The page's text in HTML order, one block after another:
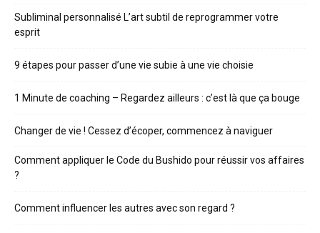
Subliminal personnalisé L’art subtil de reprogrammer votre
esprit
9 étapes pour passer d’une vie subie à une vie choisie
1 Minute de coaching – Regardez ailleurs : c’est là que ça bouge
Changer de vie ! Cessez d’écoper, commencez à naviguer
Comment appliquer le Code du Bushido pour réussir vos affaires
?
Comment influencer les autres avec son regard ?